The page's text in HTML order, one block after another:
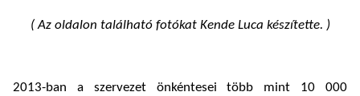
( Az oldalon található fotókat Kende Luca készítette. )
2013-ban a szervezet önkéntesei több mint 10 000